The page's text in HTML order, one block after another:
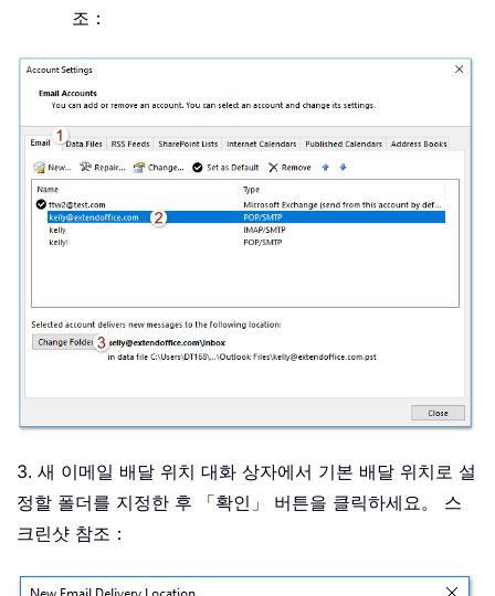
조：
3. 새 이메일 배달 위치 대화 상자에서 기본 배달 위치로 설
정할 폴더를 지정한 후 「확인」 버튼을 클릭하세요。 스
크린샷 참조：